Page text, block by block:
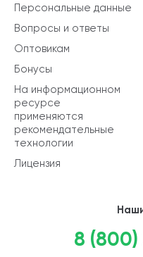
Персональные данные
Вопросы и ответы
Оптовикам
Бонусы
На информационном
ресурсе
применяются
рекомендательные
технологии
Лицензия
8